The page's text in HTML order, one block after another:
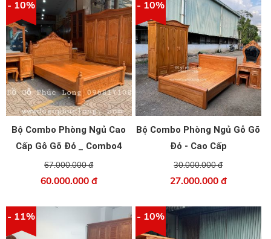
- 10%
Bộ Combo Phòng Ngủ Cao
Cấp Gỗ Gõ Đỏ _ Combo4
67.000.000 đ
60.000.000 đ
- 10%
Bộ Combo Phòng Ngủ Gỗ Gõ
Đỏ - Cao Cấp
30.000.000 đ
27.000.000 đ
- 11% - 10%